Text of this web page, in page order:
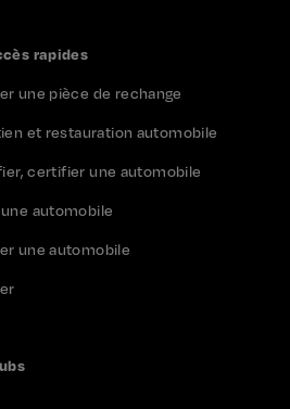
rapides
une pièce de rechange
et restauration automobile
certifier une automobile
automobile
une automobile